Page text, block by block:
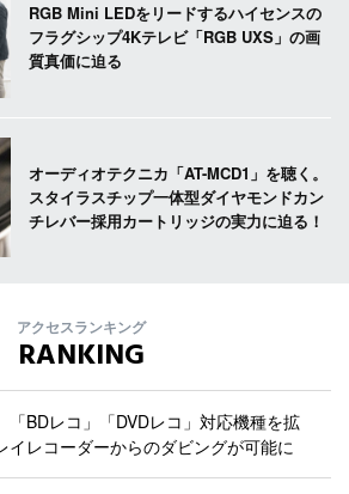
RGB Mini LEDをリードするハイセンスの
フラグシップ4Kテレビ「RGB UXS」の画
質真価に迫る
オーディオテクニカ「AT-MCD1」を聴く。
スタイラスチップ一体型ダイヤモンドカン
チレバー採用カートリッジの実力に迫る！
アクセスランキング
RANKING
「BDレコ」「DVDレコ」対応機種を拡
イレコーダーからのダビングが可能に